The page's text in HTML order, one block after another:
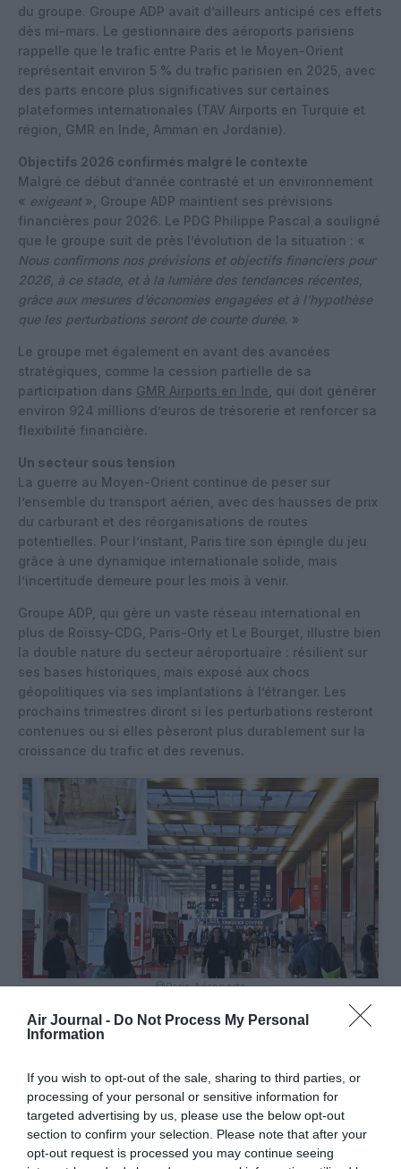
Air Journal - Do Not Process My Personal
Information
If you wish to opt-out of the sale, sharing to third parties, or
processing of your personal or sensitive information for
targeted advertising by us, please use the below opt-out
section to confirm your selection. Please note that after your
opt-out request is processed you may continue seeing
du groupe. Groupe ADP avait d’ailleurs anticipé ces effets
dès mi-mars. Le gestionnaire des aéroports parisiens
rappelle que le trafic entre Paris et le Moyen-Orient
représentait environ 5 % du trafic parisien en 2025, avec
des parts encore plus significatives sur certaines
plateformes internationales (TAV Airports en Turquie et
région, GMR en Inde, Amman en Jordanie).
Objectifs 2026 confirmés malgré le contexte
Malgré ce début d’année contrasté et un environnement
« exigeant », Groupe ADP maintient ses prévisions
financières pour 2026. Le PDG Philippe Pascal a souligné
que le groupe suit de près l’évolution de la situation : «
Nous confirmons nos prévisions et objectifs financiers pour
2026, à ce stade, et à la lumière des tendances récentes,
grâce aux mesures d’économies engagées et à l’hypothèse
que les perturbations seront de courte durée. »
Le groupe met également en avant des avancées
stratégiques, comme la cession partielle de sa
participation dans GMR Airports en Inde , qui doit générer
environ 924 millions d’euros de trésorerie et renforcer sa
flexibilité financière.
Un secteur sous tension
La guerre au Moyen-Orient continue de peser sur
l’ensemble du transport aérien, avec des hausses de prix
du carburant et des réorganisations de routes
potentielles. Pour l’instant, Paris tire son épingle du jeu
grâce à une dynamique internationale solide, mais
l’incertitude demeure pour les mois à venir.
Groupe ADP, qui gère un vaste réseau international en
plus de Roissy-CDG, Paris-Orly et Le Bourget, illustre bien
la double nature du secteur aéroportuaire : résilient sur
ses bases historiques, mais exposé aux chocs
géopolitiques via ses implantations à l’étranger. Les
prochains trimestres diront si les perturbations resteront
contenues ou si elles pèseront plus durablement sur la
croissance du trafic et des revenus.
@Paris Aéroports
Vous avez apprécié l’article ?
Soutenez-nous, faites un don !
NOUS SOUTENIR